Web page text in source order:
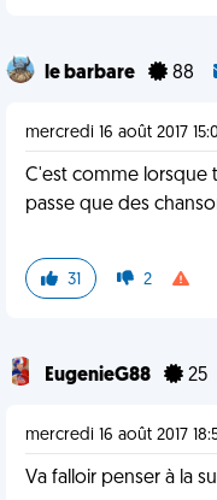
le barbare 88
mercredi 16 août 2017
C'est comme lorsque
passe que des
31 2
EugenieG88 25
mercredi 16 août 2017
Va falloir penser à la